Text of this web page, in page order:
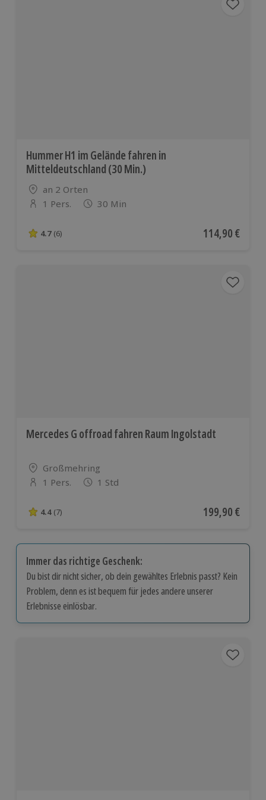
Hummer H1 im Gelände fahren in
Mitteldeutschland (30 Min.)
Standort
an 2 Orten
Anzahl der Teilnehmer
1 Pers. 30 Min
4.7 von 5 Sternen basierend auf 6 Bewertungen
4.7 (6) Aktueller Preis
114,90 €
Mercedes G offroad fahren Raum Ingolstadt
Standort
Großmehring
Anzahl der Teilnehmer
1 Pers. 1 Std
4.4 von 5 Sternen basierend auf 7 Bewertungen
4.4 (7) Aktueller Preis
199,90 €
Immer das richtige Geschenk:
Du bist dir nicht sicher, ob dein gewähltes Erlebnis passt? Kein
Problem, denn es ist bequem für jedes andere unserer
Erlebnisse einlösbar.